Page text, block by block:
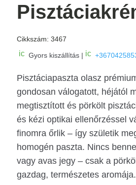
Cikkszám: 3467
ic
_
ar
ic
o
n
Gyors kiszállítás | ic
_
o
bi
le
ic
o
n
Pisztáciapaszta olasz
gondosan válogatott, héjától
megtisztított és pörkölt
és kézi optikai ellenőrzéssel
finomra őrlik – így születik
homogén paszta. Nincs
vagy avas jegy – csak a
gazdag, természetes aromája.